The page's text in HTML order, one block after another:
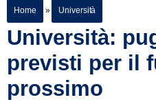
Home » Università
Università:
previsti per il
prossimo